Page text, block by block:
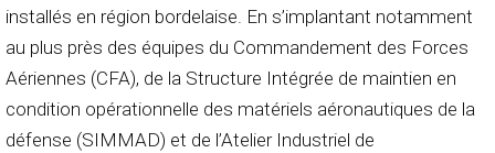
installés en région bordelaise. En s’implantant notamment
au plus près des équipes du Commandement des Forces
Aériennes (CFA), de la Structure Intégrée de maintien en
condition opérationnelle des matériels aéronautiques de la
défense (SIMMAD) et de l’Atelier Industriel de